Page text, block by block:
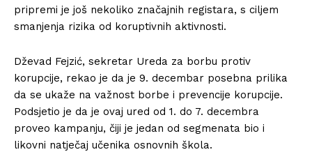
pripremi je još nekoliko značajnih registara, s ciljem
smanjenja rizika od koruptivnih aktivnosti.
Dževad Fejzić, sekretar Ureda za borbu protiv
korupcije, rekao je da je 9. decembar posebna prilika
da se ukaže na važnost borbe i prevencije korupcije.
Podsjetio je da je ovaj ured od 1. do 7. decembra
proveo kampanju, čiji je jedan od segmenata bio i
likovni natječaj učenika osnovnih škola.